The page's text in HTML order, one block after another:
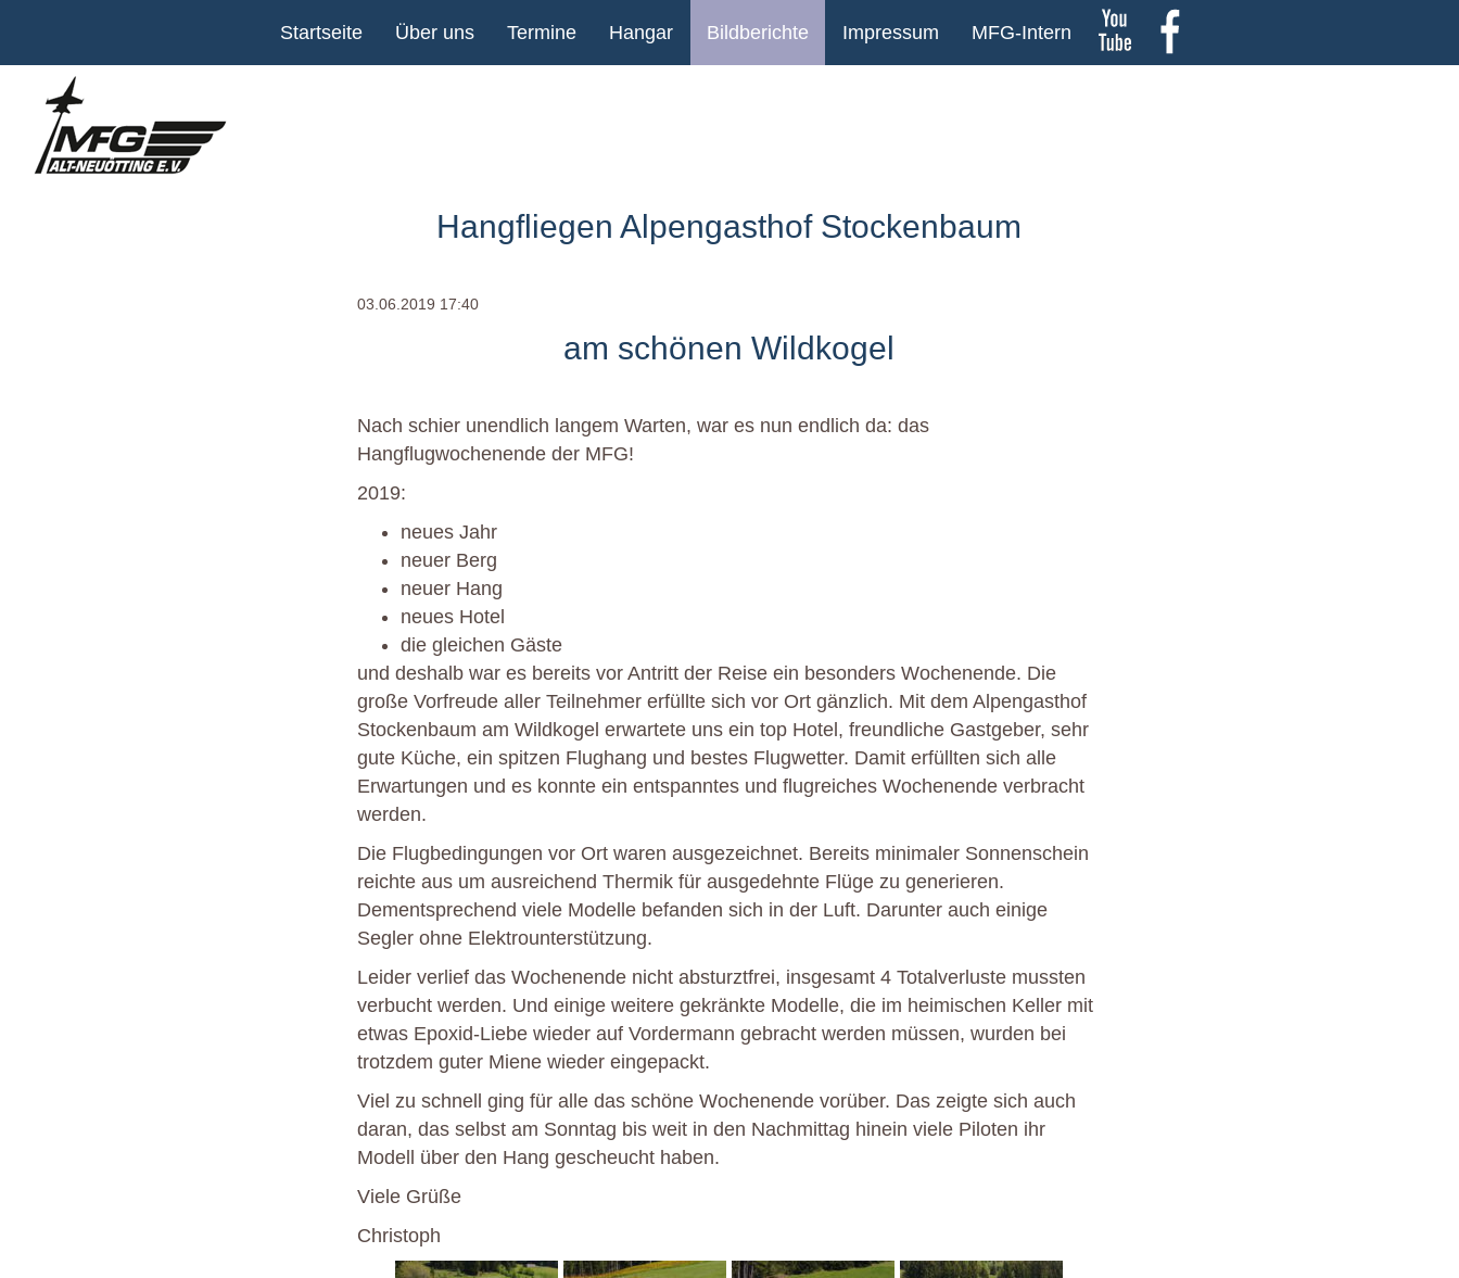
überspringen
Startseite Über uns Termine Hangar Bildberichte Impressum MFG-Intern
Hangfliegen Alpengasthof Stockenbaum
03.06.2019 17:40
am schönen Wildkogel
Nach schier unendlich langem Warten, war es nun endlich da: das
Hangflugwochenende der MFG!
2019:
neues Jahr
neuer Berg
neuer Hang
neues Hotel
die gleichen Gäste
und deshalb war es bereits vor Antritt der Reise ein besonders Wochenende. Die
große Vorfreude aller Teilnehmer erfüllte sich vor Ort gänzlich. Mit dem Alpengasthof
Stockenbaum am Wildkogel erwartete uns ein top Hotel, freundliche Gastgeber, sehr
gute Küche, ein spitzen Flughang und bestes Flugwetter. Damit erfüllten sich alle
Erwartungen und es konnte ein entspanntes und flugreiches Wochenende verbracht
werden.
Die Flugbedingungen vor Ort waren ausgezeichnet. Bereits minimaler Sonnenschein
reichte aus um ausreichend Thermik für ausgedehnte Flüge zu generieren.
Dementsprechend viele Modelle befanden sich in der Luft. Darunter auch einige
Segler ohne Elektrounterstützung.
Leider verlief das Wochenende nicht absturztfrei, insgesamt 4 Totalverluste mussten
verbucht werden. Und einige weitere gekränkte Modelle, die im heimischen Keller mit
etwas Epoxid-Liebe wieder auf Vordermann gebracht werden müssen, wurden bei
trotzdem guter Miene wieder eingepackt.
Viel zu schnell ging für alle das schöne Wochenende vorüber. Das zeigte sich auch
daran, das selbst am Sonntag bis weit in den Nachmittag hinein viele Piloten ihr
Modell über den Hang gescheucht haben.
Viele Grüße
Christoph